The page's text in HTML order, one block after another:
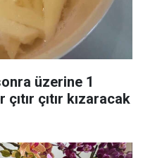
üzerine 1
çıtır kızaracak